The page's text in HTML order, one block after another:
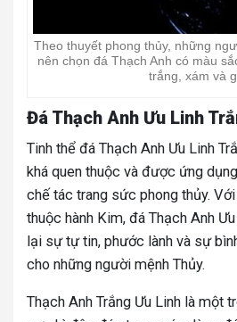
Theo thuyết phong thủy, những
nên chọn đá Thạch Anh có màu
trắng, xám và
Đá Thạch Anh Ưu Linh
Tinh thể đá Thạch Anh Ưu Linh
khá quen thuộc và được ứng
chế tác trang sức phong thủy.
thuộc hành Kim, đá Thạch Anh
lại sự tự tin, phước lành và sự
cho những người mệnh Thủy.
Thạch Anh Trắng Ưu Linh là một